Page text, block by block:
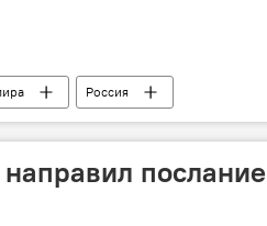
Россия
послание